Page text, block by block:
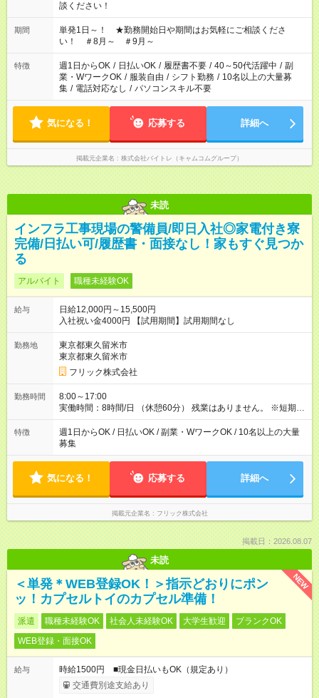
談ください！
期間
単発1日～！ ★勤務開始日や期間はお気軽にご相談くださ
い！ ＃8月～ ＃9月～
特徴 週1日からOK / 日払いOK / 履歴書不要 / 40～50代活躍中 / 副
業・WワークOK / 服装自由 / シフト勤務 / 10名以上の大量募
集 / 電話対応なし / パソコンスキル不要
気になる！ 応募する 詳細へ
掲載元企業名 株式会社バイトレ（キャムコムグループ）
未読
インフラ工事現場の警備員/即日入社◎家電付き寮
完備/日払い可/履歴書・面接なし！家もすぐ見つか
る
アルバイト 職種未経験OK
給与
日給12,000円～15,500円
入社祝い金4000円 【試用期間】試用期間なし
勤務地
東京都東久留米市
東京都東久留米市
フリック株式会社
勤務時間
8:00～17:00
実働時間：8時間/日 （休憩60分） 残業はありません。 ※短期の
募集は行っておりません。予めご了承くださいませ。
特徴
週1日からOK / 日払いOK / 副業・WワークOK / 10名以上の大量
募集
気になる！ 応募する 詳細へ
掲載元企業名 フリック株式会社
掲載日：2026.08.07
未読
NEW
＜単発＊WEB登録OK！＞指示どおりにポン
ッ！カプセルトイのカプセル準備！
派遣 職種未経験OK 社会人未経験OK 大学生歓迎
ブランクOK
WEB登録・面接OK
給与
時給1500円 ■現金日払いもOK（規定あり）
交通費別途支給あり